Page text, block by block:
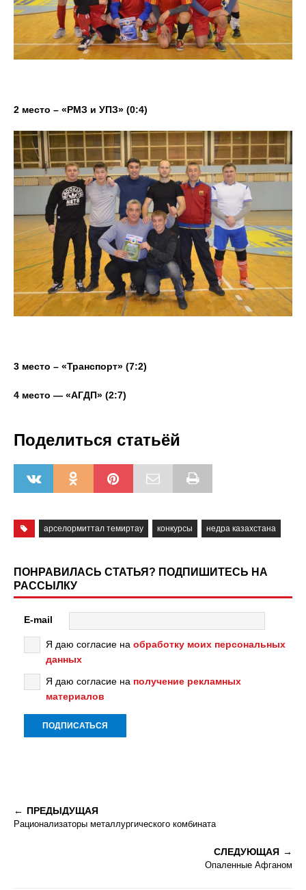
2 место – «РМЗ и УПЗ» (0:4)
3 место – «Транспорт» (7:2)
4 место — «АГДП» (2:7)
Поделиться статьёй
арселормиттал темиртау конкурсы недра казахстана
ПОНРАВИЛАСЬ СТАТЬЯ? ПОДПИШИТЕСЬ НА
РАССЫЛКУ
E-mail
Я даю согласие на обработку моих персональных
данных
Я даю согласие на получение рекламных
материалов
ПРЕДЫДУЩАЯ
Рационализаторы металлургического комбината
СЛЕДУЮЩАЯ
Опаленные Афганом